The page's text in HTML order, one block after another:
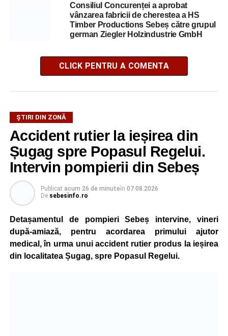
Consiliul Concurenței a aprobat
vânzarea fabricii de cherestea a HS
Timber Productions Sebeș către grupul
german Ziegler Holzindustrie GmbH
CLICK PENTRU A COMENTA
ȘTIRI DIN ZONĂ
Accident rutier la ieșirea din
Șugag spre Popasul Regelui.
Intervin pompierii din Sebeș
Publicat acum 26 de minuteîn 07.08.2026
De sebesinfo.ro
Detașamentul de pompieri Sebeș intervine, vineri
după-amiază, pentru acordarea primului ajutor
medical, în urma unui accident rutier produs la ieșirea
din localitatea Șugag, spre Popasul Regelui.